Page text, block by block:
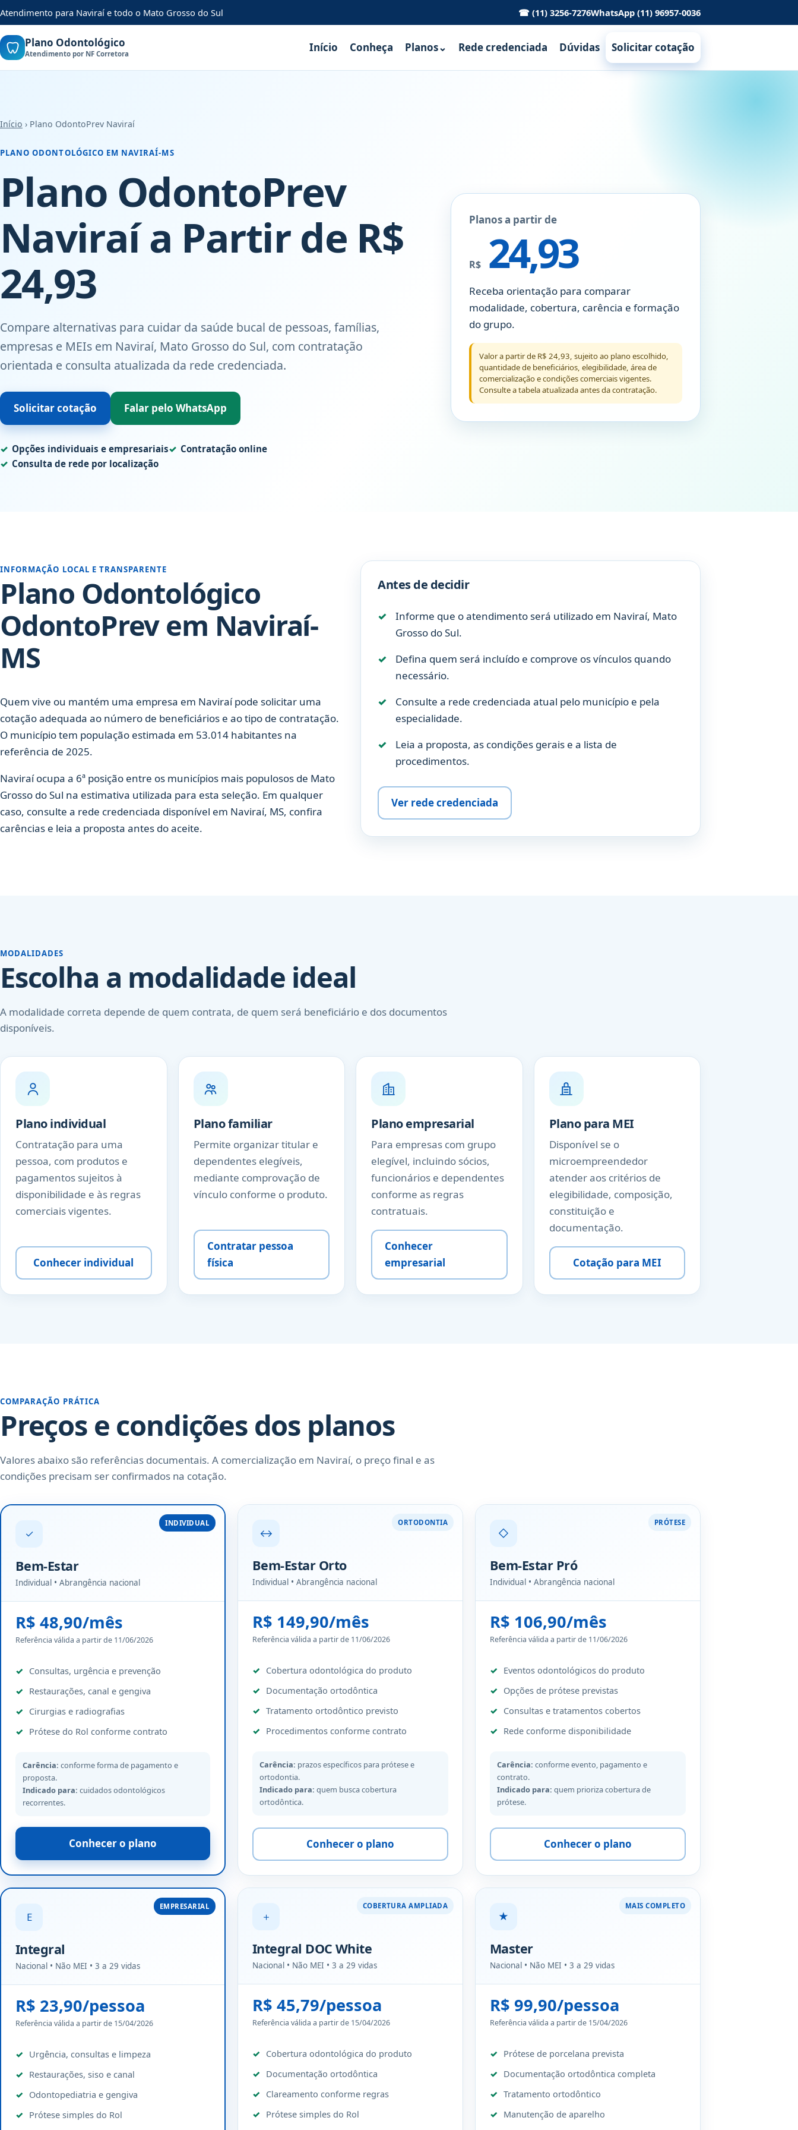
Atendimento para Naviraí e todo o Mato Grosso do Sul ☎ (11) 3256-7276WhatsApp (11) 96957-0036
Plano Odontológico
Atendimento por NF Corretora Início Conheça Planos⌄ Rede credenciada Dúvidas Solicitar cotação
Início › Plano OdontoPrev Naviraí
PLANO ODONTOLÓGICO EM NAVIRAÍ-MS
Plano OdontoPrev
Naviraí a Partir de R$
24,93
Compare alternativas para cuidar da saúde bucal de pessoas, famílias,
empresas e MEIs em Naviraí, Mato Grosso do Sul, com contratação
orientada e consulta atualizada da rede credenciada.
Solicitar cotação Falar pelo WhatsApp
Opções individuais e empresariais
Contratação online
Consulta de rede por localização
Planos a partir de
R$24,93
Receba orientação para comparar
modalidade, cobertura, carência e formação
do grupo.
Valor a partir de R$ 24,93, sujeito ao plano escolhido,
quantidade de beneficiários, elegibilidade, área de
comercialização e condições comerciais vigentes.
Consulte a tabela atualizada antes da contratação.
INFORMAÇÃO LOCAL E TRANSPARENTE
Plano Odontológico
OdontoPrev em Naviraí-
MS
Quem vive ou mantém uma empresa em Naviraí pode solicitar uma
cotação adequada ao número de beneficiários e ao tipo de contratação.
O município tem população estimada em 53.014 habitantes na
referência de 2025.
Naviraí ocupa a 6ª posição entre os municípios mais populosos de Mato
Grosso do Sul na estimativa utilizada para esta seleção. Em qualquer
caso, consulte a rede credenciada disponível em Naviraí, MS, confira
carências e leia a proposta antes do aceite.
Antes de decidir
Informe que o atendimento será utilizado em Naviraí, Mato
Grosso do Sul.
Defina quem será incluído e comprove os vínculos quando
necessário.
Consulte a rede credenciada atual pelo município e pela
especialidade.
Leia a proposta, as condições gerais e a lista de
procedimentos.
Ver rede credenciada
MODALIDADES
Escolha a modalidade ideal
A modalidade correta depende de quem contrata, de quem será beneficiário e dos documentos
disponíveis.
Plano individual
Contratação para uma
pessoa, com produtos e
pagamentos sujeitos à
disponibilidade e às regras
comerciais vigentes.
Conhecer individual
Plano familiar
Permite organizar titular e
dependentes elegíveis,
mediante comprovação de
vínculo conforme o produto.
Contratar pessoa
física
Plano empresarial
Para empresas com grupo
elegível, incluindo sócios,
funcionários e dependentes
conforme as regras
contratuais.
Conhecer
empresarial
Plano para MEI
Disponível se o
microempreendedor
atender aos critérios de
elegibilidade, composição,
constituição e
documentação.
Cotação para MEI
COMPARAÇÃO PRÁTICA
Preços e condições dos planos
Valores abaixo são referências documentais. A comercialização em Naviraí, o preço final e as
condições precisam ser confirmados na cotação.
INDIVIDUAL
✓
Bem-Estar
Individual • Abrangência nacional
R$ 48,90/mês
Referência válida a partir de 11/06/2026
Consultas, urgência e prevenção
Restaurações, canal e gengiva
Cirurgias e radiografias
Prótese do Rol conforme contrato
Carência: conforme forma de pagamento e
proposta.
Indicado para: cuidados odontológicos
recorrentes.
Conhecer o plano
ORTODONTIA
↔
Bem-Estar Orto
Individual • Abrangência nacional
R$ 149,90/mês
Referência válida a partir de 11/06/2026
Cobertura odontológica do produto
Documentação ortodôntica
Tratamento ortodôntico previsto
Procedimentos conforme contrato
Carência: prazos específicos para prótese e
ortodontia.
Indicado para: quem busca cobertura
ortodôntica.
Conhecer o plano
PRÓTESE
◇
Bem-Estar Pró
Individual • Abrangência nacional
R$ 106,90/mês
Referência válida a partir de 11/06/2026
Eventos odontológicos do produto
Opções de prótese previstas
Consultas e tratamentos cobertos
Rede conforme disponibilidade
Carência: conforme evento, pagamento e
contrato.
Indicado para: quem prioriza cobertura de
prótese.
Conhecer o plano
EMPRESARIAL
E
Integral
Nacional • Não MEI • 3 a 29 vidas
R$ 23,90/pessoa
Referência válida a partir de 15/04/2026
Urgência, consultas e limpeza
Restaurações, siso e canal
Odontopediatria e gengiva
Prótese simples do Rol
COBERTURA AMPLIADA
＋
Integral DOC White
Nacional • Não MEI • 3 a 29 vidas
R$ 45,79/pessoa
Referência válida a partir de 15/04/2026
Cobertura odontológica do produto
Documentação ortodôntica
Clareamento conforme regras
Prótese simples do Rol
MAIS COMPLETO
★
Master
Nacional • Não MEI • 3 a 29 vidas
R$ 99,90/pessoa
Referência válida a partir de 15/04/2026
Prótese de porcelana prevista
Documentação ortodôntica completa
Tratamento ortodôntico
Manutenção de aparelho